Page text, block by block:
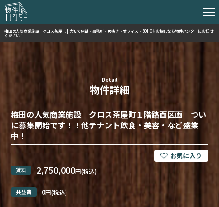
梅田の人気商業施設 クロス茶屋... | 大阪で店舗・事務所・居抜き・オフィス・SOHOをお探しなら物件ハンターにお任せ
ください！
Detail
物件詳細
梅田の人気商業施設 クロス茶屋町１階路面区画 つい
に募集開始です！！他テナント飲食・美容・など盛業
中！
賃料 2,750,000円(税込)
共益費 0円(税込)